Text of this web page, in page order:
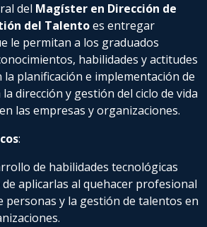
del Magíster en Dirección de
del Talentoes entregar
le permitan a los graduados
habilidades y actitudes
la planificación e implementación de
dirección y gestión del ciclo de vida
las empresas y organizaciones.
:
de habilidades tecnológicas
aplicarlas al quehacer profesional
personas y la gestión de talentos en